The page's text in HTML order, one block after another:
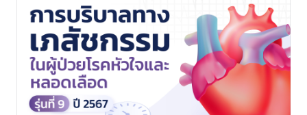
ในรูปแบบ online และหน่วยงานต้นสังกัดของผู้เข้าร่วมหลักสูตร
คุณสมบัติของผู้เข้ารับการอบรม1. เป็นผู้ได้รับใบอนุญาตประกอบ
วิชาชีพเภสัชกรรม2. เป็นเภสัชกรที่ปฏิบัติงานในหน่วยงานรัฐ หรือ
เอกชน3. มีประสบการณ์ทำงานไม่น้อยกว่า 1 ปี4. มีความพร้อมใน
การพัฒนาตนเองเพื่อนำความรู้และทักษะไปขับเคลื่อนเพื่อพัฒนา
งานที่เภสัชกรรับผิดชอบ5. สามารถเข้ารับการอบรมและทำงานส่ง
ได้ตลอดหลักสูตรจำนวนรับสมัคร 5 คนปิดรับสมัครและชำระเงิน